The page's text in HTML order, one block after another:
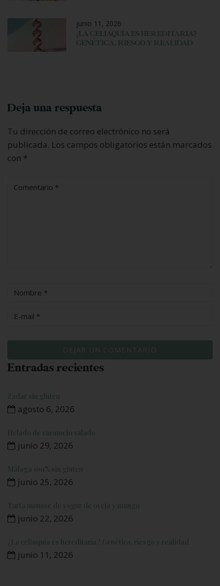
junio 11, 2026
¿LA CELIAQUÍA ES HEREDITARIA?
GENÉTICA, RIESGO Y REALIDAD
Deja una respuesta
Tu dirección de correo electrónico no será
publicada. Los campos obligatorios están marcados
con *
Entradas recientes
Zadar sin gluten
agosto 6, 2026
Helado de caramelo salado
junio 29, 2026
Málaga 100% sin gluten
junio 25, 2026
Tarta mousse de yogur de oveja y mango
junio 22, 2026
¿La celiaquía es hereditaria? Genética, riesgo y realidad
junio 11, 2026